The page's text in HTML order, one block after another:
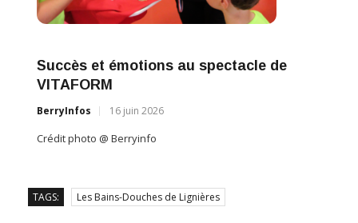
Succès et émotions au spectacle de
VITAFORM
BerryInfos 16 juin 2026
Crédit photo @ Berryinfo
TAGS: Les Bains-Douches de Lignières